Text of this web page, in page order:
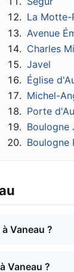
La Motte-
Avenue
Charles
Javel
Église
Michel-
Porte
Boulogne
Boulogne
Vaneau ?
Vaneau ?